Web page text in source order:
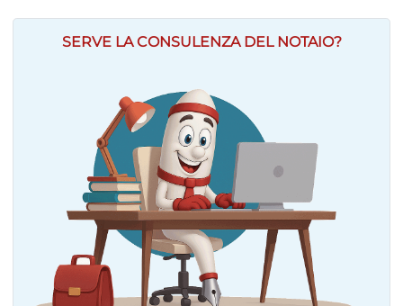
SERVE LA CONSULENZA DEL NOTAIO?